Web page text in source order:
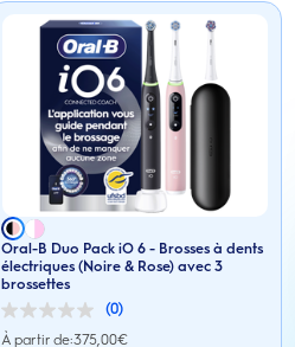
Oral-B Duo Pack iO 6 - Brosses à dents
électriques (Noire & Rose) avec 3
brossettes
(0)
0.0
sur
À partir de:375,00€